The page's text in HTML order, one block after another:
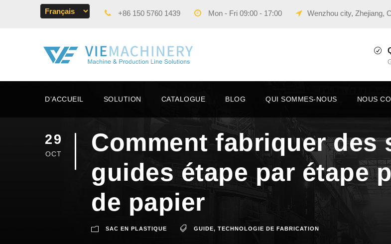
+86 150 5760 1439 Mon - Fri 09:00 - 17:00 Wenzhou city, Zhejiang,
D’ACCUEIL SOLUTION CATALOGUE BLOG QUI SOMMES-NOUS NOUS
29
OCT
Comment fabriquer des
guides étape par étape
de papier
SAC EN PLASTIQUE GUIDE, TECHNOLOGIE DE FABRICATION